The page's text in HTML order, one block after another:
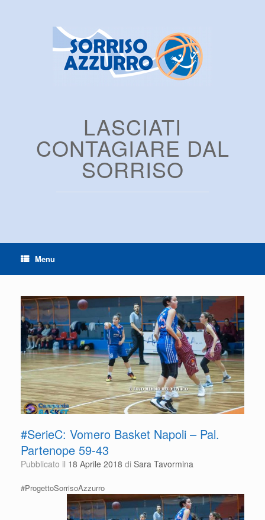
LASCIATI
CONTAGIARE DAL
SORRISO
Menu
#SerieC: Vomero Basket Napoli – Pal.
Partenope 59-43
Pubblicato il 18 Aprile 2018 di Sara Tavormina
#ProgettoSorrisoAzzurro